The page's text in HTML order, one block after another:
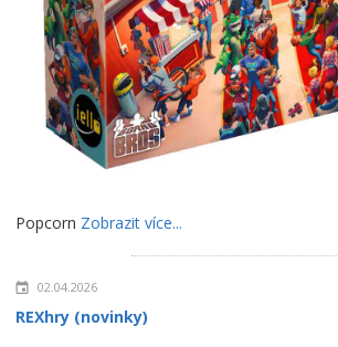
Popcorn Zobrazit více...
02.04.2026
REXhry (novinky)